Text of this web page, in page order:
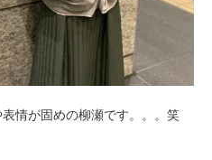
情が固めの柳瀬です。。。笑